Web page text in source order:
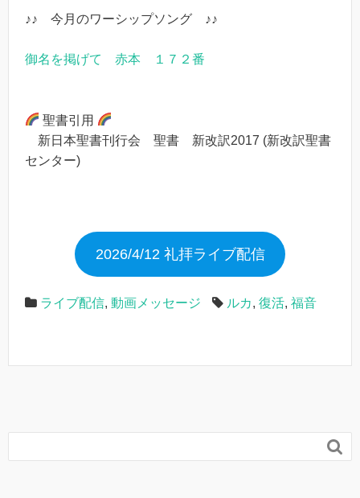
♪♪ 今月のワーシップソング ♪♪
御名を掲げて 赤本 １７２番
聖書引用
新日本聖書刊行会 聖書 新改訳2017 (新改訳聖書
センター)
2026/4/12 礼拝ライブ配信
ライブ配信, 動画メッセージ ルカ, 復活, 福音
